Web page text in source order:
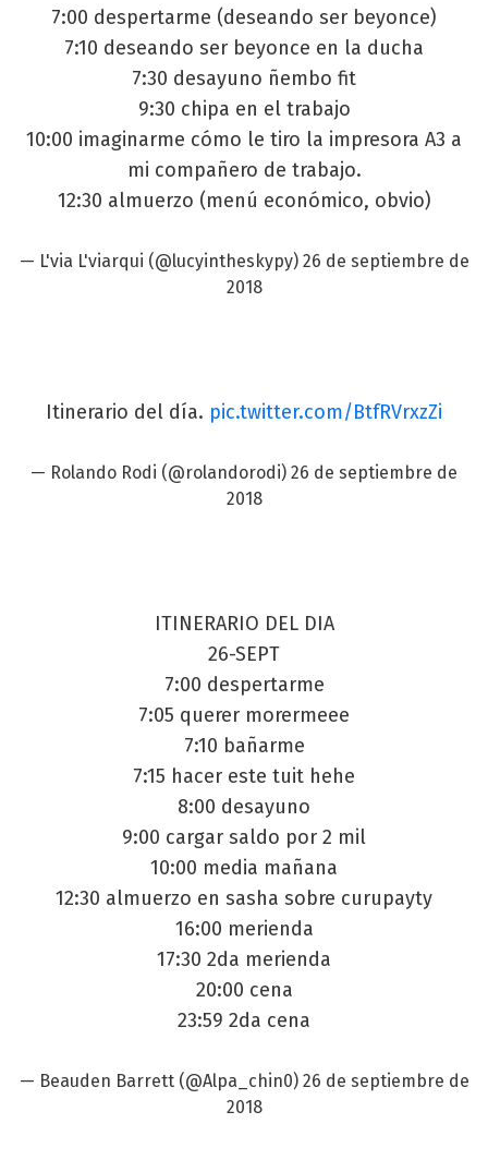
7:00 despertarme (deseando ser beyonce)
7:10 deseando ser beyonce en la ducha
7:30 desayuno ñembo fit
9:30 chipa en el trabajo
10:00 imaginarme cómo le tiro la impresora A3 a
mi compañero de trabajo.
12:30 almuerzo (menú económico, obvio)
— L'via L'viarqui (@lucyintheskypy) 26 de septiembre de
2018
Itinerario del día. pic.twitter.com/BtfRVrxzZi
— Rolando Rodi (@rolandorodi) 26 de septiembre de
2018
ITINERARIO DEL DIA
26-SEPT
7:00 despertarme
7:05 querer morermeee
7:10 bañarme
7:15 hacer este tuit hehe
8:00 desayuno
9:00 cargar saldo por 2 mil
10:00 media mañana
12:30 almuerzo en sasha sobre curupayty
16:00 merienda
17:30 2da merienda
20:00 cena
23:59 2da cena
— Beauden Barrett (@Alpa_chin0) 26 de septiembre de
2018